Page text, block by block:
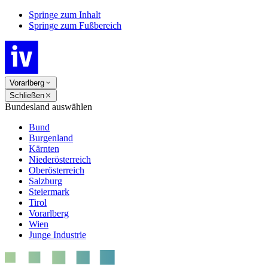
Springe zum Inhalt
Springe zum Fußbereich
Vorarlberg
Schließen
Bundesland auswählen
Bund
Burgenland
Kärnten
Niederösterreich
Oberösterreich
Salzburg
Steiermark
Tirol
Vorarlberg
Wien
Junge Industrie